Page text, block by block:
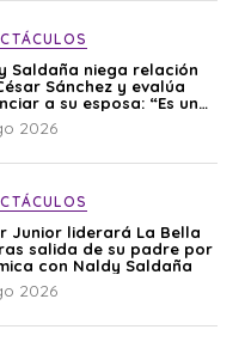
Saldaña niega relación
Sánchez y evalúa
a su esposa: “Es una
2026
Junior liderará La Bella
salida de su padre por
con Naldy Saldaña
2026